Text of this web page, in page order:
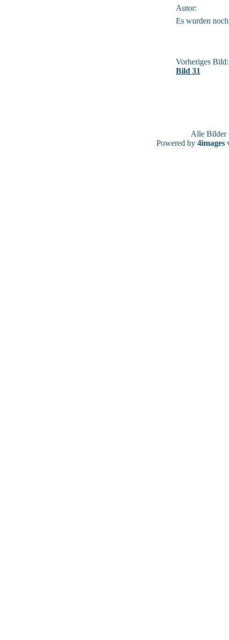
Autor:
Es wurden
Vorheriges Bild:
Bild 31
Alle
Powered by 4images